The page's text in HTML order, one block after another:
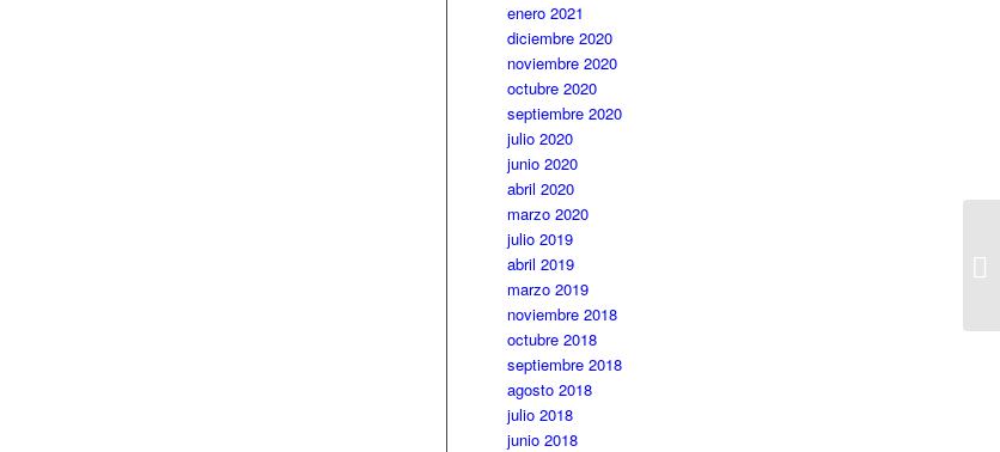
enero 2021
diciembre 2020
noviembre 2020
octubre 2020
septiembre 2020
julio 2020
junio 2020
abril 2020
marzo 2020
julio 2019
abril 2019
marzo 2019
noviembre 2018
octubre 2018
septiembre 2018
agosto 2018
julio 2018
junio 2018